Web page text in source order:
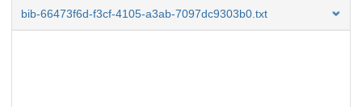
bib-66473f6d-f3cf-4105-a3ab-7097dc9303b0.txt